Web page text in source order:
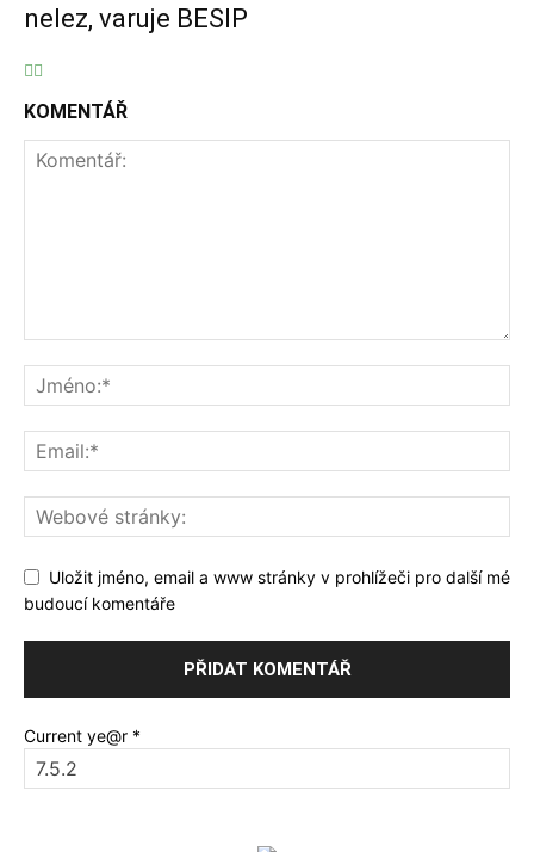
nelez, varuje BESIP
KOMENTÁŘ
Uložit jméno, email a www stránky v prohlížeči pro další mé
budoucí komentáře
Current ye@r *